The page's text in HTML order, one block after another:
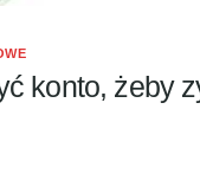
konto, żeby